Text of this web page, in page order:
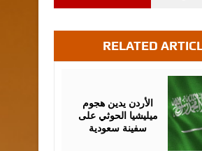
RELATED
الأردن يدين هجوم
ميليشيا الحوثي على
سفينة سعودية